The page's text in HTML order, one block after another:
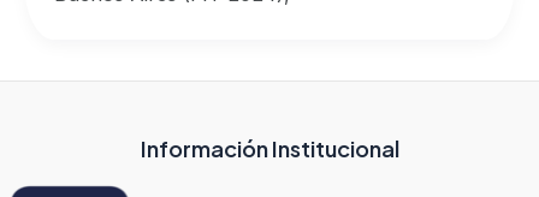
Información Institucional